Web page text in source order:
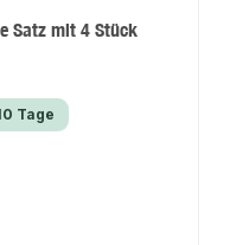
Satz mit 4 Stück
Tage